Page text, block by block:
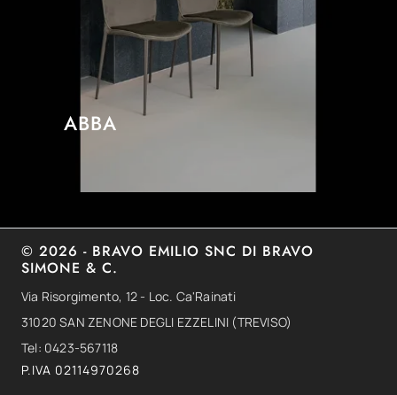
ABBA
© 2026 - BRAVO EMILIO SNC DI BRAVO
SIMONE & C.
Via Risorgimento, 12 - Loc. Ca'Rainati
31020 SAN ZENONE DEGLI EZZELINI (TREVISO)
Tel: 0423-567118
P.IVA 02114970268